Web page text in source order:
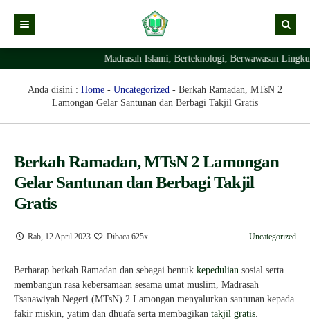
Kabar Madrasah
Profil Madrasah
Ekstrakurikuler Madrasah
KURIKULUM
Struktur Organisasi Madrasah
Madrasah Islami, Berteknologi, Berwawasan
Anda disini : Home - Uncategorized - Berkah Ramadan, MTsN 2
Lamongan Gelar Santunan dan Berbagi Takjil Gratis
Berkah Ramadan, MTsN 2 Lamongan
Gelar Santunan dan Berbagi Takjil
Gratis
Rab, 12 April 2023 Dibaca 625x Uncategorized
Berharap berkah Ramadan dan sebagai bentuk kepedulian sosial serta
membangun rasa kebersamaan sesama umat muslim, Madrasah
Tsanawiyah Negeri (MTsN) 2 Lamongan menyalurkan santunan kepada
fakir miskin, yatim dan dhuafa serta membagikan takjil gratis.